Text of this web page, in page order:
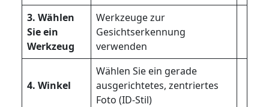
3. Wählen
Sie ein
Werkzeug
Werkzeuge zur
Gesichtserkennung
verwenden
4. Winkel
Wählen Sie ein gerade
ausgerichtetes, zentriertes
Foto (ID-Stil)